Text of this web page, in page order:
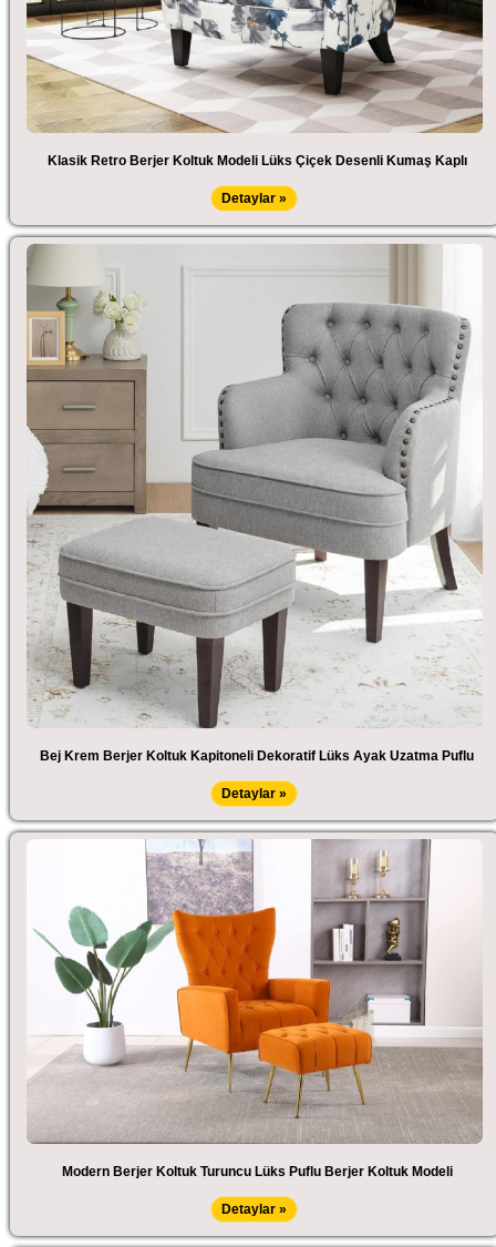
Klasik Retro Berjer Koltuk Modeli Lüks Çiçek Desenli Kumaş Kaplı
Detaylar »
Bej Krem Berjer Koltuk Kapitoneli Dekoratif Lüks Ayak Uzatma Puflu
Detaylar »
Modern Berjer Koltuk Turuncu Lüks Puflu Berjer Koltuk Modeli
Detaylar »